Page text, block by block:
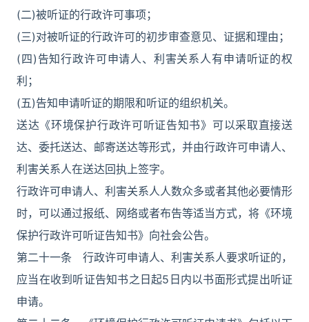
(二)被听证的行政许可事项；
(三)对被听证的行政许可的初步审查意见、证据和理由；
(四)告知行政许可申请人、利害关系人有申请听证的权
利；
(五)告知申请听证的期限和听证的组织机关。
送达《环境保护行政许可听证告知书》可以采取直接送
达、委托送达、邮寄送达等形式，并由行政许可申请人、
利害关系人在送达回执上签字。
行政许可申请人、利害关系人人数众多或者其他必要情形
时，可以通过报纸、网络或者布告等适当方式，将《环境
保护行政许可听证告知书》向社会公告。
第二十一条 行政许可申请人、利害关系人要求听证的，
应当在收到听证告知书之日起5日内以书面形式提出听证
申请。